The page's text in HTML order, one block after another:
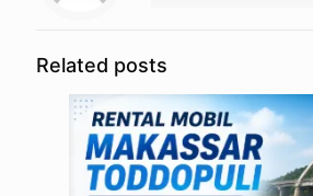
Related posts